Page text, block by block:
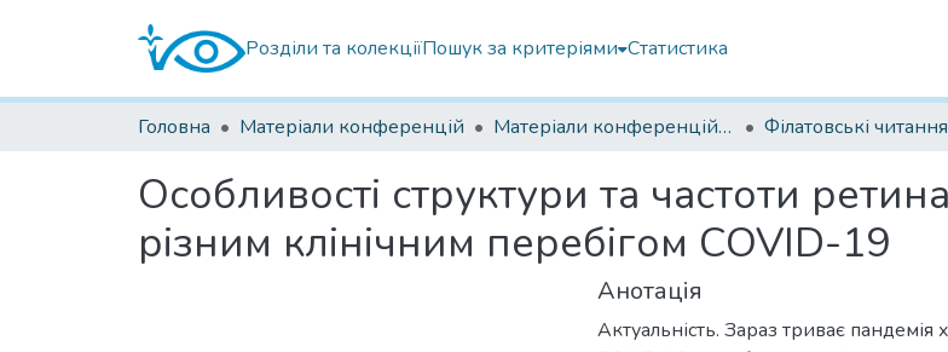
Розділи та колекціїПошук за критеріями Статистика
Головна Матеріали конференцій Матеріали конференцій Інституту Філатова Філатовські
Особливості структури та частоти
різним клінічним перебігом COVID-19
Анотація
Актуальність. Зараз триває